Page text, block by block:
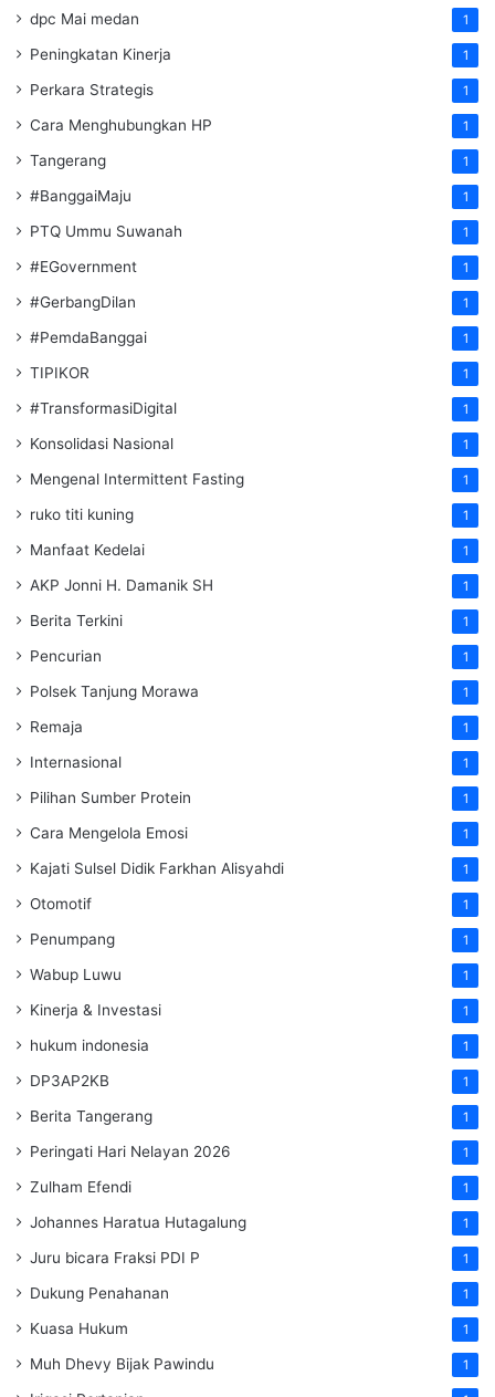
dpc Mai medan 1
Peningkatan Kinerja 1
Perkara Strategis 1
Cara Menghubungkan HP 1
Tangerang 1
#BanggaiMaju 1
PTQ Ummu Suwanah 1
#EGovernment 1
#GerbangDilan 1
#PemdaBanggai 1
TIPIKOR 1
#TransformasiDigital 1
Konsolidasi Nasional 1
Mengenal Intermittent Fasting 1
ruko titi kuning 1
Manfaat Kedelai 1
AKP Jonni H. Damanik SH 1
Berita Terkini 1
Pencurian 1
Polsek Tanjung Morawa 1
Remaja 1
Internasional 1
Pilihan Sumber Protein 1
Cara Mengelola Emosi 1
Kajati Sulsel Didik Farkhan Alisyahdi 1
Otomotif 1
Penumpang 1
Wabup Luwu 1
Kinerja & Investasi 1
hukum indonesia 1
DP3AP2KB 1
Berita Tangerang 1
Peringati Hari Nelayan 2026 1
Zulham Efendi 1
Johannes Haratua Hutagalung 1
Juru bicara Fraksi PDI P 1
Dukung Penahanan 1
Kuasa Hukum 1
Muh Dhevy Bijak Pawindu 1